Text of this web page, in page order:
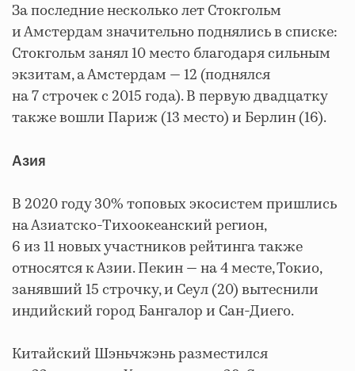
За последние несколько лет Стокгольм
и Амстердам значительно поднялись в списке:
Стокгольм занял 10 место благодаря сильным
экзитам, а Амстердам — 12 (поднялся
на 7 строчек с 2015 года). В первую двадцатку
также вошли Париж (13 место) и Берлин (16).
Азия
В 2020 году 30% топовых экосистем пришлись
на Азиатско-Тихоокеанский регион,
6 из 11 новых участников рейтинга также
относятся к Азии. Пекин — на 4 месте, Токио,
занявший 15 строчку, и Сеул (20) вытеснили
индийский город Бангалор и Сан-Диего.
Китайский Шэньчжэнь разместился